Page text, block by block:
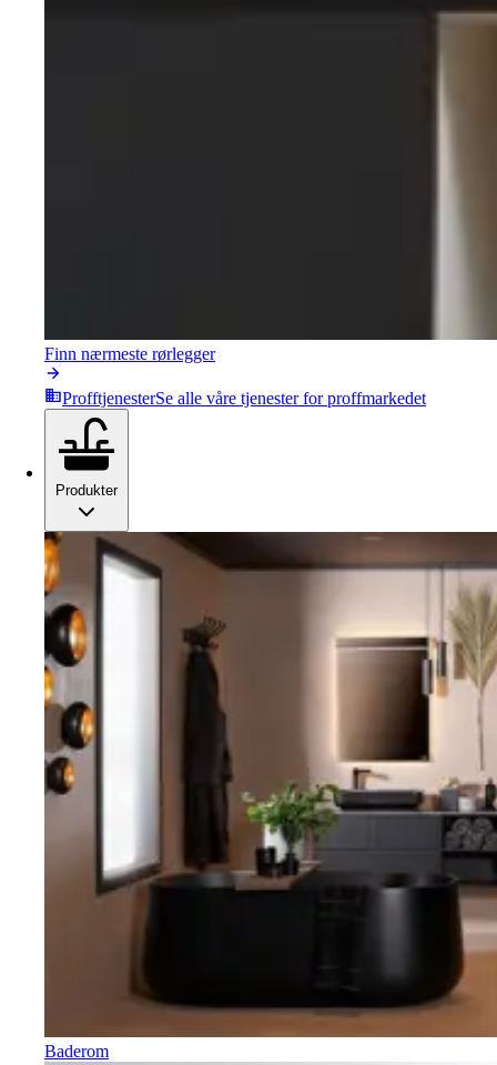
Finn nærmeste rørlegger
ProfftjenesterSe alle våre tjenester for proffmarkedet
Produkter
Baderom